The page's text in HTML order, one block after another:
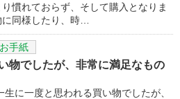
慣れておらず、そして購入となりま
同様したり、時…
お手紙
物でしたが、非常に満足なもの
に一度と思われる買い物でしたが、